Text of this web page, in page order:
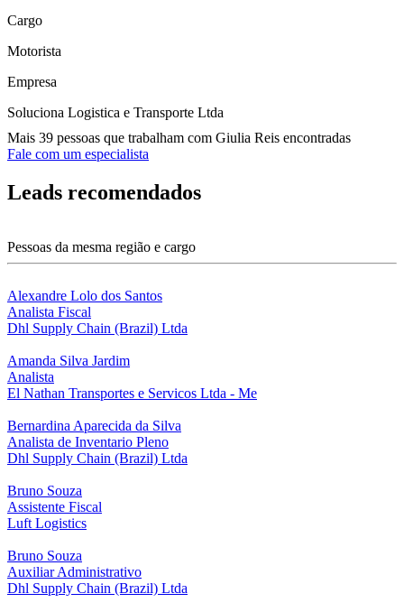
Cargo
Motorista
Empresa
Soluciona Logistica e Transporte Ltda
Mais 39 pessoas que trabalham com Giulia Reis encontradas
Fale com um especialista
Leads recomendados
Pessoas da mesma região e cargo
Alexandre Lolo dos Santos
Analista Fiscal
Dhl Supply Chain (Brazil) Ltda
Amanda Silva Jardim
Analista
El Nathan Transportes e Servicos Ltda - Me
Bernardina Aparecida da Silva
Analista de Inventario Pleno
Dhl Supply Chain (Brazil) Ltda
Bruno Souza
Assistente Fiscal
Luft Logistics
Bruno Souza
Auxiliar Administrativo
Dhl Supply Chain (Brazil) Ltda